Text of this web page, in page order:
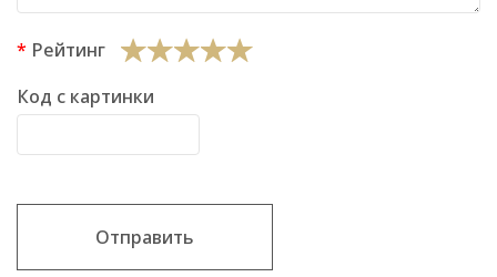
Рейтинг
Код с картинки
Отправить